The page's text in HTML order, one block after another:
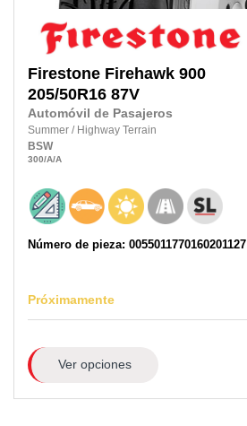
Firestone Firehawk 900
205/50R16 87V
Automóvil de Pasajeros
Summer / Highway Terrain
BSW
300/A/A
Número de pieza: 0055011770160201127
Próximamente
Ver opciones